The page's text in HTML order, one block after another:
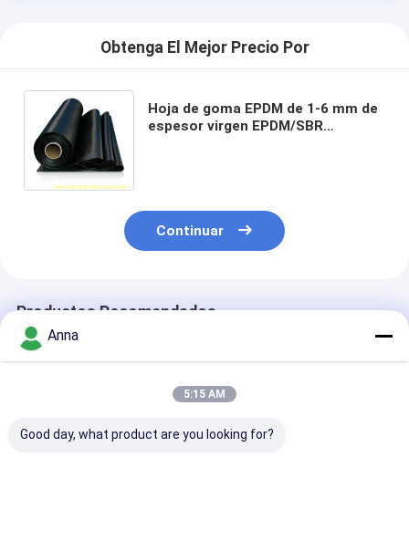
Obtenga El Mejor Precio Por
Hoja de goma EPDM de 1-6 mm de
espesor virgen EPDM/SBR
Continuar
Productos Recomendados
Anna
5:15 AM
Good day, what product are you looking for?